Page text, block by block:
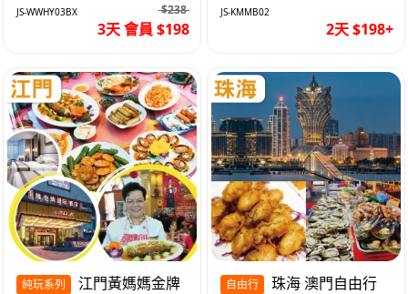
JS-WWHY03BX $238
3天 會員 $198
2天
JS-KMMB02
2天 $198+
純玩系列 自由行